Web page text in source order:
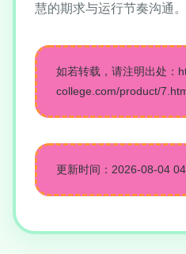
慧的期求与运行节奏沟通。
如若转载，请注明出处：
college.com/product/
更新时间：2026-08-04